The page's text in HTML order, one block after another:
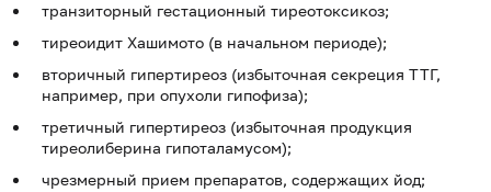
транзиторный гестационный тиреотоксикоз;
тиреоидит Хашимото (в начальном периоде);
вторичный гипертиреоз (избыточная секреция ТТГ,
например, при опухоли гипофиза);
третичный гипертиреоз (избыточная продукция
тиреолиберина гипоталамусом);
чрезмерный прием препаратов, содержащих йод;